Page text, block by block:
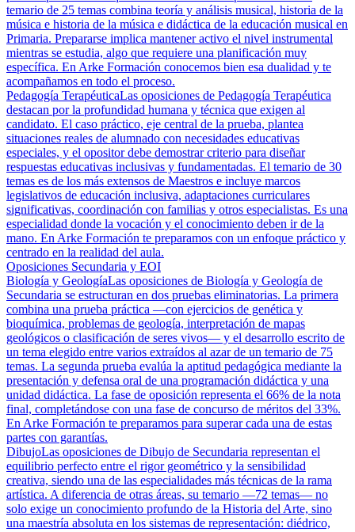
temario de 25 temas combina teoría y análisis musical, historia de la
música e historia de la música e didáctica de la educación musical en
Primaria. Prepararse implica mantener activo el nivel instrumental
mientras se estudia, algo que requiere una planificación muy
específica. En Arke Formación conocemos bien esa dualidad y te
acompañamos en todo el proceso.
Pedagogía TerapéuticaLas oposiciones de Pedagogía Terapéutica
destacan por la profundidad humana y técnica que exigen al
candidato. El caso práctico, eje central de la prueba, plantea
situaciones reales de alumnado con necesidades educativas
especiales, y el opositor debe demostrar criterio para diseñar
respuestas educativas inclusivas y fundamentadas. El temario de 30
temas es de los más extensos de Maestros e incluye marcos
legislativos de educación inclusiva, adaptaciones curriculares
significativas, coordinación con familias y otros especialistas. Es una
especialidad donde la vocación y el conocimiento deben ir de la
mano. En Arke Formación te preparamos con un enfoque práctico y
centrado en la realidad del aula.
Oposiciones Secundaria y EOI
Biología y GeologíaLas oposiciones de Biología y Geología de
Secundaria se estructuran en dos pruebas eliminatorias. La primera
combina una prueba práctica —con ejercicios de genética y
bioquímica, problemas de geología, interpretación de mapas
geológicos o clasificación de seres vivos— y el desarrollo escrito de
un tema elegido entre varios extraídos al azar de un temario de 75
temas. La segunda prueba evalúa la aptitud pedagógica mediante la
presentación y defensa oral de una programación didáctica y una
unidad didáctica. La fase de oposición representa el 66% de la nota
final, completándose con una fase de concurso de méritos del 33%.
En Arke Formación te preparamos para superar cada una de estas
partes con garantías.
DibujoLas oposiciones de Dibujo de Secundaria representan el
equilibrio perfecto entre el rigor geométrico y la sensibilidad
creativa, siendo una de las especialidades más técnicas de la rama
artística. A diferencia de otras áreas, su temario —72 temas— no
solo exige un conocimiento profundo de la Historia del Arte, sino
una maestría absoluta en los sistemas de representación: diédrico,